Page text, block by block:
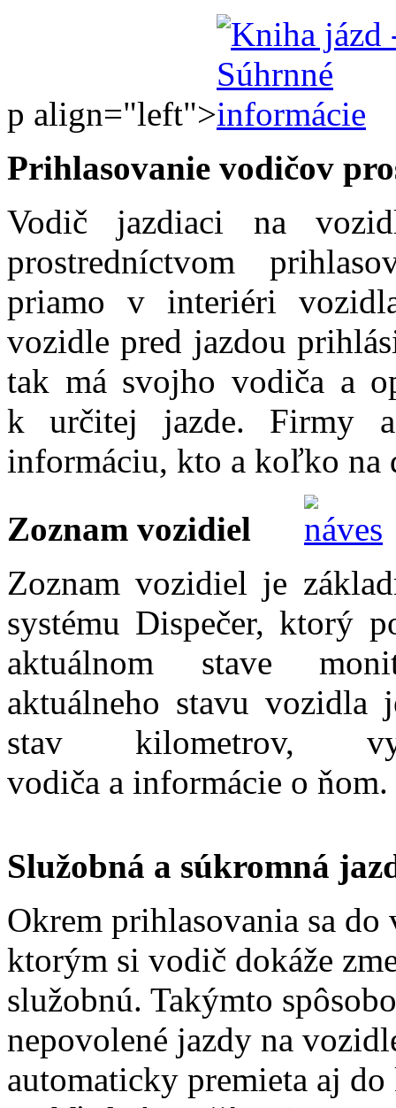
p align="left">
Prihlasovanie vodičov
Vodič jazdiaci na
prostredníctvom
priamo v interiéri
vozidle pred jazdou
tak má svojho vodiča a
k určitej jazde. Firmy
informáciu, kto a koľko na
Zoznam vozidiel
Zoznam vozidiel je
systému Dispečer, ktorý
aktuálnom stave
aktuálneho stavu vozidla
stav kilometrov,
vodiča a informácie o ňom.
Služobná a súkromná
Okrem prihlasovania sa
ktorým si vodič dokáže
služobnú. Takýmto
nepovolené jazdy na
automaticky premieta aj